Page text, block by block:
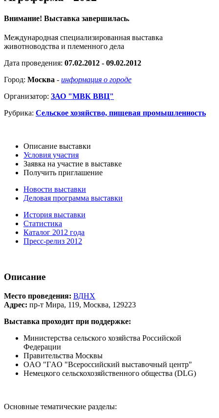
Внимание! Выставка завершилась.
Международная специализированная выставка
животноводства и племенного дела
Дата проведения: 07.02.2012 - 09.02.2012
Город: Москва - информация о городе
Организатор: ЗАО "МВК ВВЦ"
Рубрика: Сельское хозяйство, пищевая промышленность
Описание выставки
Условия участия
Заявка на участие в выставке
Получить приглашение
Новости выставки
Деловая программа выставки
История выставки
Статистика
Каталог 2012 года
Пресс-релиз 2012
Описание
Место проведения: ВДНХ
Адрес: пр-т Мира, 119, Москва, 129223
Выставка проходит при поддержке:
Министерства сельского хозяйства Российской
Федерации
Правительства Москвы
OAO "ГAO "Всероссийский выставочный центр"
Немецкого сельскохозяйственного общества (DLG)
Основные тематические разделы: